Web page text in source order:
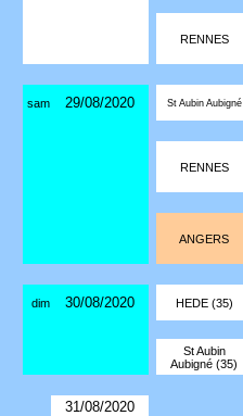
RENNES
sam 29/08/2020 St Aubin Aubigné
RENNES
ANGERS
dim 30/08/2020 HEDE (35)
St Aubin
Aubigné (35)
31/08/2020